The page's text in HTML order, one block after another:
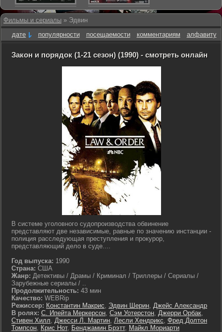
Фильмы и сериалы » Эдвин
дате
популярности посещаемости комментариям алфавиту
Закон и порядок (1-21 сезон) (1990) - смотреть онлайн
В системе уголовного судопроизводства обвинение
представляют две независимые, равные по значению инстанции -
полиция расследующая преступления и прокурор,
представляющий дело в суде....
Год выпуска: 1990
Страна: США
Жанр: Детективы / Драмы / Криминал / Триллеры / Сериалы /
Зарубежные сериалы / ..
Продолжительность: 43 мин
Качество: WEBRip
Режиссер: Константин Макрис, Эдвин Шерин, Джейс Александр
В ролях: С. Ипейта Меркерсон, Сэм Уотерстон, Джерри Орбак,
Стивен Хилл, Джесси Л. Мартин, Лесли Хендрикс, Фред Долтон
Томпсон, Крис Нот, Бенджамин Брэтт, Майкл Мориарти